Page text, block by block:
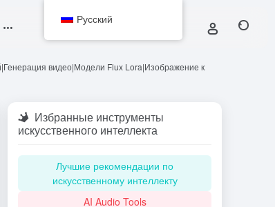
видео|Модели Flux Lora|Изображение к
Избранные инструменты
искусственного интеллекта
Лучшие рекомендации по
искусственному интеллекту
AI Audio Tools
Русский